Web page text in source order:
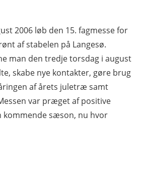
2006 løb den 15. fagmesse for
af stabelen på Langesø.
man den tredje torsdag i august
skabe nye kontakter, gøre brug
af årets juletræ samt
var præget af positive
sæson, nu hvor